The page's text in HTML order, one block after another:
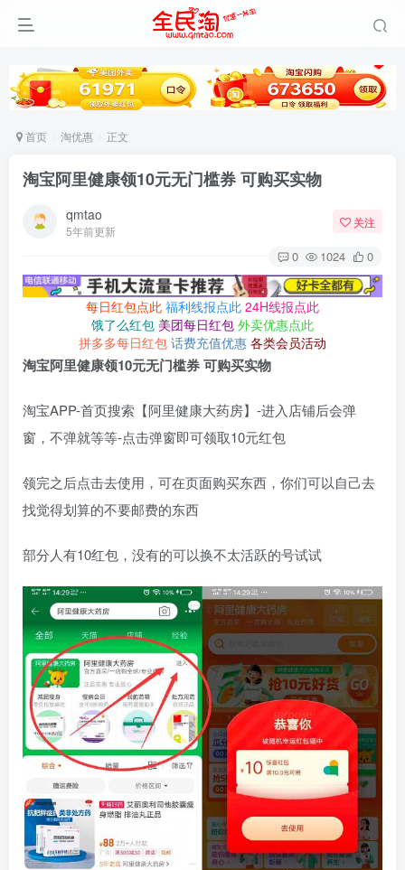
首页 淘优惠 正文
淘宝阿里健康领10元无门槛券 可购买实物
qmtao
5年前更新
关注
0 1024 0
每日红包点此 福利线报点此 24H线报点此
饿了么红包 美团每日红包 外卖优惠点此
拼多多每日红包 话费充值优惠 各类会员活动
淘宝阿里健康领10元无门槛券 可购买实物
淘宝APP-首页搜索【阿里健康大药房】-进入店铺后会弹
窗，不弹就等等-点击弹窗即可领取10元红包
领完之后点击去使用，可在页面购买东西，你们可以自己去
找觉得划算的不要邮费的东西
部分人有10红包，没有的可以换不太活跃的号试试